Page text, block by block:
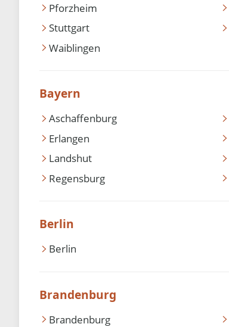
Pforzheim
Stuttgart
Waiblingen
Bayern
Aschaffenburg
Erlangen
Landshut
Regensburg
Berlin
Berlin
Brandenburg
Brandenburg